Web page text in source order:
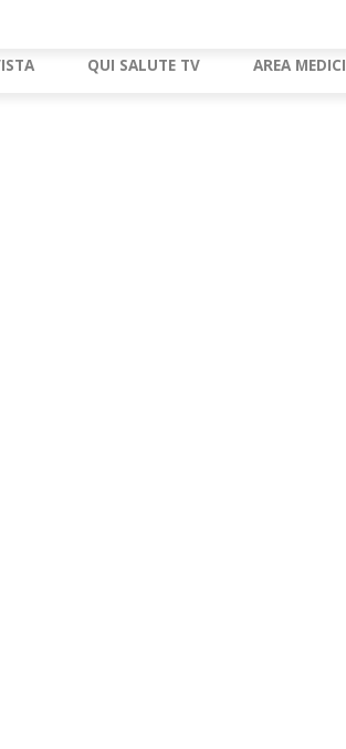
QUI SALUTE TV AREA MEDICI